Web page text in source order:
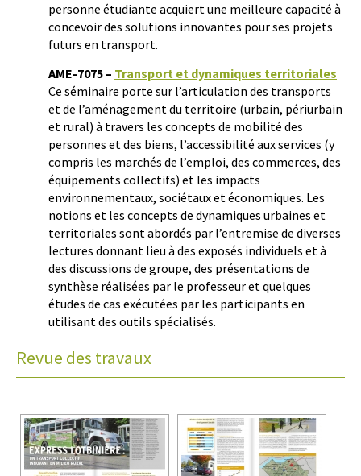
personne étudiante acquiert une meilleure capacité à
concevoir des solutions innovantes pour ses projets
futurs en transport.
AME-7075 – Transport et dynamiques territoriales
Ce séminaire porte sur l’articulation des transports
et de l’aménagement du territoire (urbain, périurbain
et rural) à travers les concepts de mobilité des
personnes et des biens, l’accessibilité aux services (y
compris les marchés de l’emploi, des commerces, des
équipements collectifs) et les impacts
environnementaux, sociétaux et économiques. Les
notions et les concepts de dynamiques urbaines et
territoriales sont abordés par l’entremise de diverses
lectures donnant lieu à des exposés individuels et à
des discussions de groupe, des présentations de
synthèse réalisées par le professeur et quelques
études de cas exécutées par les participants en
utilisant des outils spécialisés.
Revue des travaux